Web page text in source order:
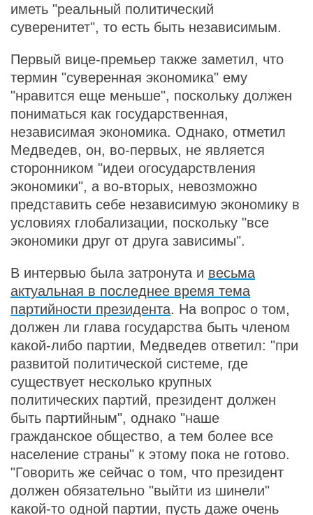
иметь "реальный политический
суверенитет", то есть быть независимым.
Первый вице-премьер также заметил, что
термин "суверенная экономика" ему
"нравится еще меньше", поскольку должен
пониматься как государственная,
независимая экономика. Однако, отметил
Медведев, он, во-первых, не является
сторонником "идеи огосударствления
экономики", а во-вторых, невозможно
представить себе независимую экономику в
условиях глобализации, поскольку "все
экономики друг от друга зависимы".
В интервью была затронута и весьма
актуальная в последнее время тема
партийности президента. На вопрос о том,
должен ли глава государства быть членом
какой-либо партии, Медведев ответил: "при
развитой политической системе, где
существует несколько крупных
политических партий, президент должен
быть партийным", однако "наше
гражданское общество, а тем более все
население страны" к этому пока не готово.
"Говорить же сейчас о том, что президент
должен обязательно "выйти из шинели"
какой-то одной партии, пусть даже очень